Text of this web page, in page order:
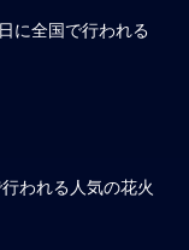
に全国で行われる
われる人気の花火